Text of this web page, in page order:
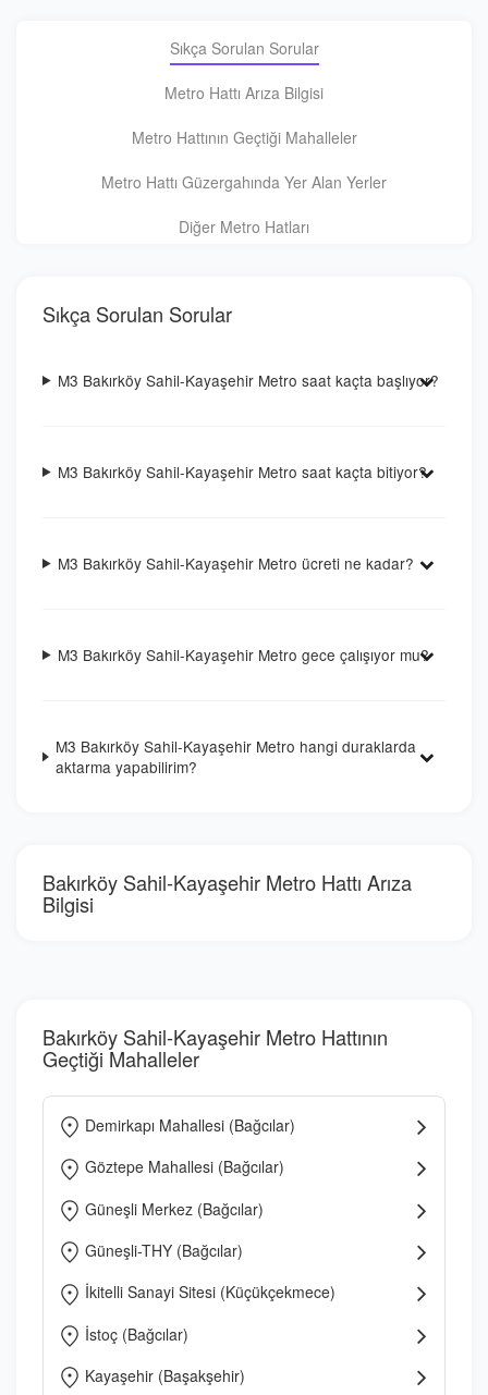
Sıkça Sorulan Sorular
Metro Hattı Arıza Bilgisi
Metro Hattının Geçtiği Mahalleler
Metro Hattı Güzergahında Yer Alan Yerler
Diğer Metro Hatları
Sıkça Sorulan Sorular
M3 Bakırköy Sahil-Kayaşehir Metro saat kaçta başlıyor?
M3 Bakırköy Sahil-Kayaşehir Metro saat kaçta bitiyor?
M3 Bakırköy Sahil-Kayaşehir Metro ücreti ne kadar?
M3 Bakırköy Sahil-Kayaşehir Metro gece çalışıyor mu?
M3 Bakırköy Sahil-Kayaşehir Metro hangi duraklarda
aktarma yapabilirim?
Bakırköy Sahil-Kayaşehir Metro Hattı Arıza
Bilgisi
Bakırköy Sahil-Kayaşehir Metro Hattının
Geçtiği Mahalleler
Demirkapı Mahallesi (Bağcılar)
Göztepe Mahallesi (Bağcılar)
Güneşli Merkez (Bağcılar)
Güneşli-THY (Bağcılar)
İkitelli Sanayi Sitesi (Küçükçekmece)
İstoç (Bağcılar)
Kayaşehir (Başakşehir)